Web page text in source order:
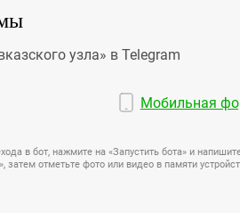
узла» в Telegram
Мобильная
в бот, нажмите на «Запустить бота» и
отметьте фото или видео в памяти